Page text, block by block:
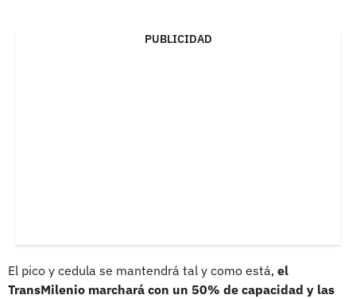
PUBLICIDAD
El pico y cedula se mantendrá tal y como está, el
TransMilenio marchará con un 50% de capacidad y las